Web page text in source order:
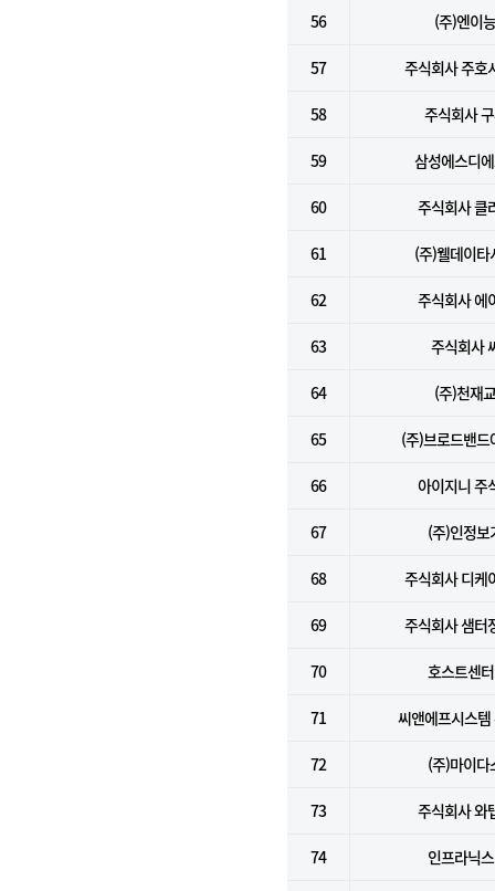
56 (주)엔이
57 주식회사 주호
58 주식회사
59 삼성에스디
60 주식회사 클
61 (주)웰데이타
62 주식회사 에
63 주식회사
64 (주)천재
65 (주)브로드밴드
66 아이지니 주
67 (주)인정보
68 주식회사 디케
69 주식회사 샘터
70 호스트센
71 씨앤에프시스템
72 (주)마이다
73 주식회사 와
74 인프라닉